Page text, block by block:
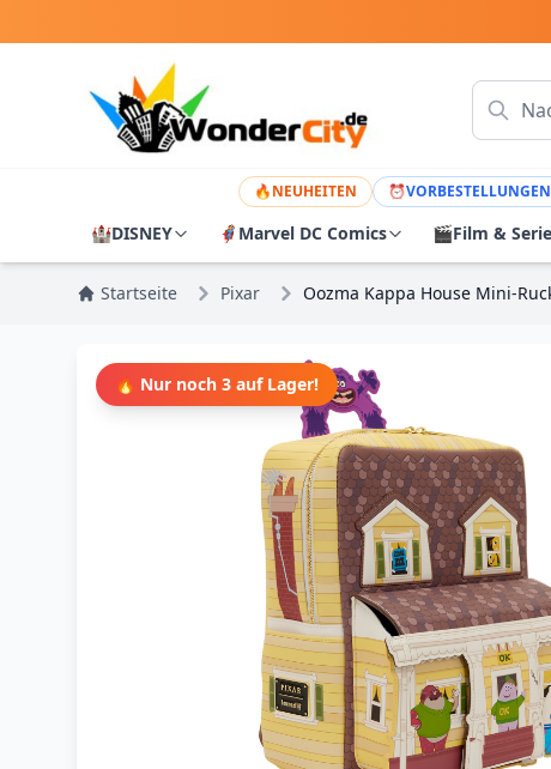
🔥NEUHEITEN ⏰VORBESTELLUNGEN
🏰DISNEY 🦸 Marvel DC Comics 🎬Film &
Startseite Pixar Oozma Kappa House Mini-
🔥 Nur noch 3 auf Lager!